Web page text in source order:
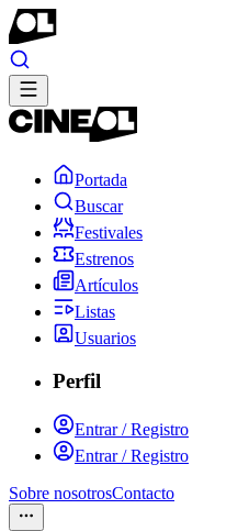
Portada
Buscar
Festivales
Estrenos
Artículos
Listas
Usuarios
Perfil
Entrar / Registro
Entrar / Registro
Sobre nosotrosContacto